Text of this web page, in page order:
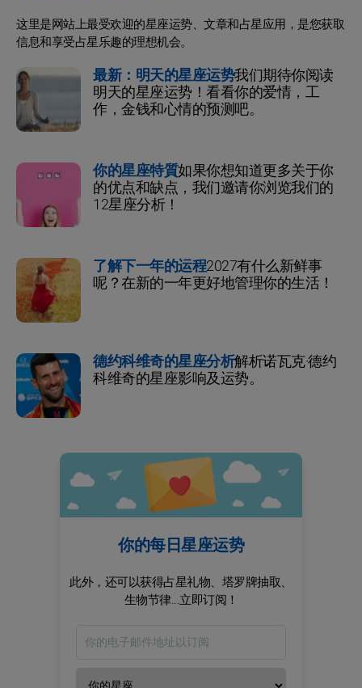
这里是网站上最受欢迎的星座运势、文章和占星应用，是您获取
信息和享受占星乐趣的理想机会。
最新：明天的星座运势我们期待你阅读
明天的星座运势！看看你的爱情，工
作，金钱和心情的预测吧。
你的星座特質如果你想知道更多关于你
的优点和缺点，我们邀请你浏览我们的
12星座分析！
了解下一年的运程2027有什么新鲜事
呢？在新的一年更好地管理你的生活！
德约科维奇的星座分析解析诺瓦克·德约
科维奇的星座影响及运势。
你的每日星座运势
此外，还可以获得占星礼物、塔罗牌抽取、
生物节律...立即订阅！